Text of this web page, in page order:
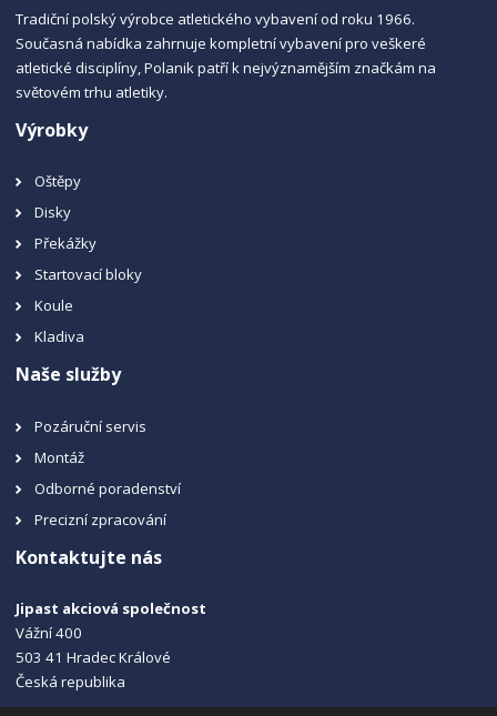
Tradiční polský výrobce atletického vybavení od roku 1966.
Současná nabídka zahrnuje kompletní vybavení pro veškeré
atletické disciplíny, Polanik patří k nejvýznamějším značkám na
světovém trhu atletiky.
Výrobky
Oštěpy
Disky
Překážky
Startovací bloky
Koule
Kladiva
Naše služby
Pozáruční servis
Montáž
Odborné poradenství
Precizní zpracování
Kontaktujte nás
Jipast akciová společnost
Vážní 400
503 41 Hradec Králové
Česká republika